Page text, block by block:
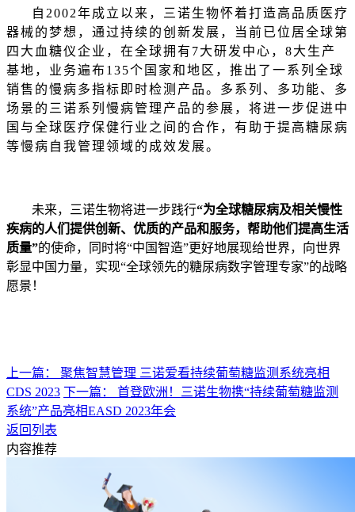
自2002年成立以来，三诺生物怀着打造高品质医疗
器械的梦想，通过持续的创新发展，当前已位居全球第
四大血糖仪企业，在全球拥有7大研发中心，8大生产
基地，业务遍布135个国家和地区，推出了一系列全球
销售的慢病多指标即时检测产品。多系列、多功能、多
场景的三诺系列慢病管理产品的参展，将进一步促进中
国与全球医疗保健行业之间的合作，有助于提高糖尿病
等慢病自我管理领域的成效发展。
未来，三诺生物将进一步践行“为全球糖尿病及相关慢性
疾病的人们提供创新、优质的产品和服务，帮助他们提高生活
质量”的使命，同时将“中国智造”更好地展现给世界，向世界
彰显中国力量，实现“全球领先的糖尿病数字管理专家”的战略
愿景！
上一篇： 聚焦智慧管理 三诺爱看持续葡萄糖监测系统亮相
CDS 2023 下一篇： 首登欧洲！三诺生物携“持续葡萄糖监测
系统”产品亮相EASD 2023年会
返回列表
内容推荐